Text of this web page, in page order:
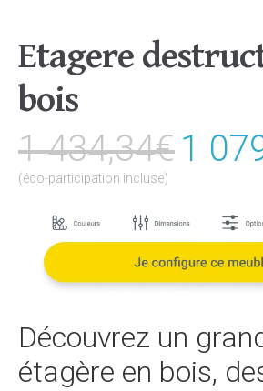
Etagere
bois
1 434,34€Le
était
1
1
(éco-participation incluse)
Découvrez un
étagère en bois,